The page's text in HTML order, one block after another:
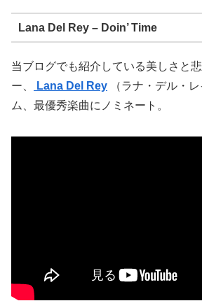
Lana Del Rey – Doin’ Time
当ブログでも紹介している美しさと
ー、
Lana Del Rey （ラナ・デル・
ム、最優秀楽曲にノミネート。